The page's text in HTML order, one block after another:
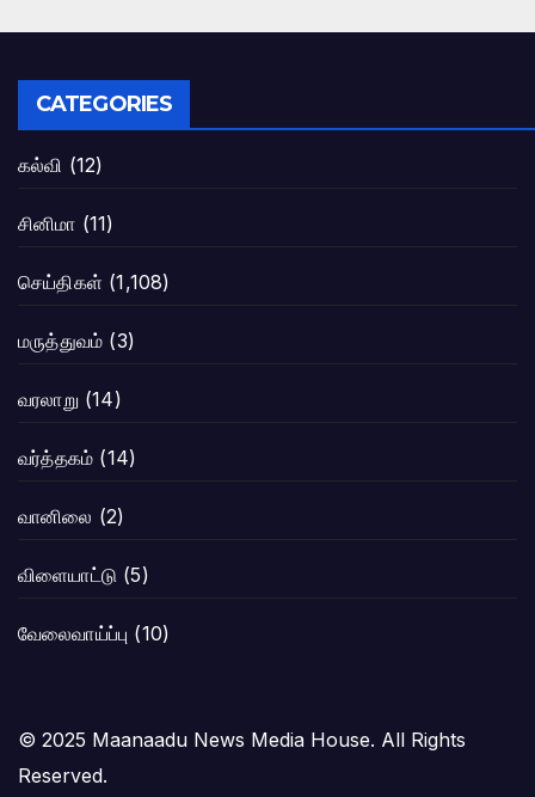
CATEGORIES
கல்வி (12)
சினிமா (11)
செய்திகள் (1,108)
மருத்துவம் (3)
வரலாறு (14)
வர்த்தகம் (14)
வானிலை (2)
விளையாட்டு (5)
வேலைவாய்ப்பு (10)
© 2025 Maanaadu News Media House. All Rights
Reserved.